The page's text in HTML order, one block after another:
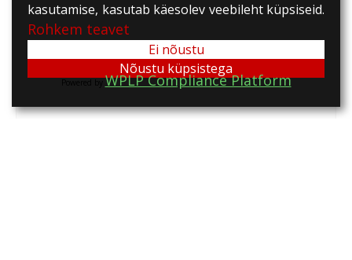
kasutamise, kasutab käesolev veebileht küpsiseid.
Rohkem teavet
Ei nõustu
Nõustu küpsistega
WPLP Compliance Platform